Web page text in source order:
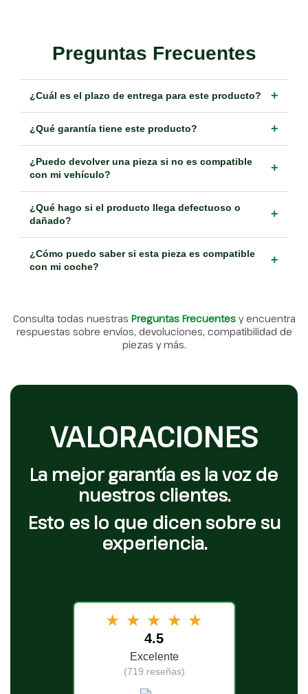
Preguntas Frecuentes
¿Cuál es el plazo de entrega para este producto? +
¿Qué garantía tiene este producto? +
¿Puedo devolver una pieza si no es compatible
con mi vehículo?
+
¿Qué hago si el producto llega defectuoso o
dañado?
+
¿Cómo puedo saber si esta pieza es compatible
con mi coche?
+
Consulta todas nuestras Preguntas Frecuentes y encuentra
respuestas sobre envíos, devoluciones, compatibilidad de
piezas y más.
VALORACIONES
La mejor garantía es la voz de
nuestros clientes.
Esto es lo que dicen sobre su
experiencia.
★ ★ ★ ★ ★
4.5
Excelente
(719 reseñas)